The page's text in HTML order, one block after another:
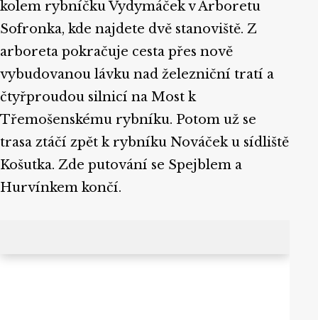
kolem rybníčku Vydymáček v Arboretu
Sofronka, kde najdete dvě stanoviště. Z
arboreta pokračuje cesta přes nově
vybudovanou lávku nad železniční tratí a
čtyřproudou silnicí na Most k
Třemošenskému rybníku. Potom už se
trasa ztáčí zpět k rybníku Nováček u sídliště
Košutka. Zde putování se Spejblem a
Hurvínkem končí.